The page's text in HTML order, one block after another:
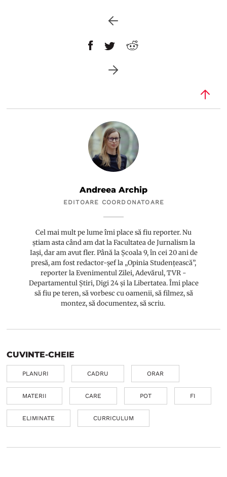
Andreea Archip
EDITOARE COORDONATOARE
Cel mai mult pe lume îmi place să fiu reporter. Nu
știam asta când am dat la Facultatea de Jurnalism la
Iași, dar am avut fler. Până la Școala 9, în cei 20 ani de
presă, am fost redactor-șef la „Opinia Studențească”,
reporter la Evenimentul Zilei, Adevărul, TVR -
Departamentul Știri, Digi 24 și la Libertatea. Îmi place
să fiu pe teren, să vorbesc cu oamenii, să filmez, să
montez, să documentez, să scriu.
CUVINTE-CHEIE
PLANURI CADRU ORAR
MATERII CARE POT FI
ELIMINATE CURRICULUM